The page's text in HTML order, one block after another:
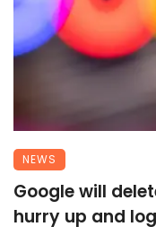
NEWS
Google will
hurry up and